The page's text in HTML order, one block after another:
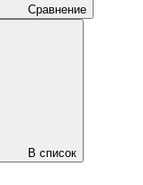
Сравнение
В список